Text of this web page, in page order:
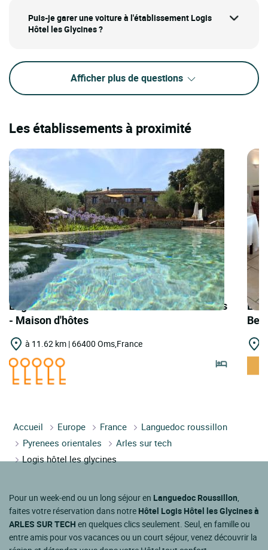
Puis-je garer une voiture à l'établissement Logis
Hôtel les Glycines ?
Afficher plus de questions
Les établissements à proximité
Logis Hôtels | Teritoria Le Mas des Colombes
- Maison d'hôtes
à 11.62 km | 66400 Oms,France
Accueil Europe France
Languedoc roussillon
Pyrenees orientales
Arles sur tech
Logis hôtel les glycines
Pour un week-end ou un long séjour en Languedoc Roussillon,
faites votre réservation dans notre Hôtel Logis Hôtel les Glycines à
ARLES SUR TECH en quelques clics seulement. Seul, en famille ou
entre amis pour vos vacances ou un court séjour, venez découvrir la